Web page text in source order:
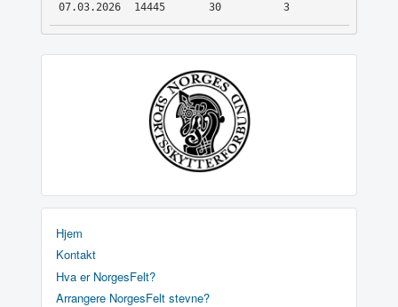
07.03.2026 14445 30 3
Hjem
Kontakt
Hva er NorgesFelt?
Arrangere NorgesFelt stevne?